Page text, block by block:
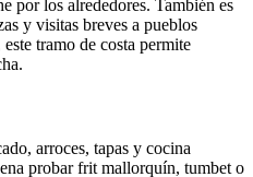
por los alrededores. También es
y visitas breves a pueblos
tramo de costa permite
arroces, tapas y cocina
probar frit mallorquín, tumbet o